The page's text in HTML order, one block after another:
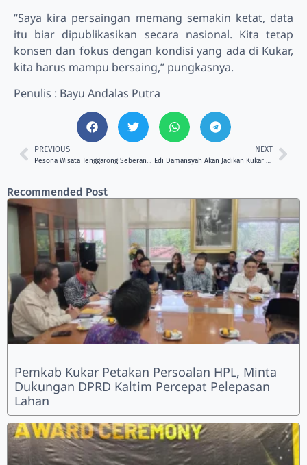
“Saya kira persaingan memang semakin ketat, data
itu biar dipublikasikan secara nasional. Kita tetap
konsen dan fokus dengan kondisi yang ada di Kukar,
kita harus mampu bersaing,” pungkasnya.
Penulis : Bayu Andalas Putra
PREVIOUS
Pesona Wisata Tenggarong Seberang Mendapat Apresiasi Dispar Kukar
NEXT
Edi Damansyah Akan Jadikan Kukar Sebagai Lumbung Pangan Bagi Kaltim dan IKN
Recommended Post
Pemkab Kukar Petakan Persoalan HPL, Minta
Dukungan DPRD Kaltim Percepat Pelepasan
Lahan